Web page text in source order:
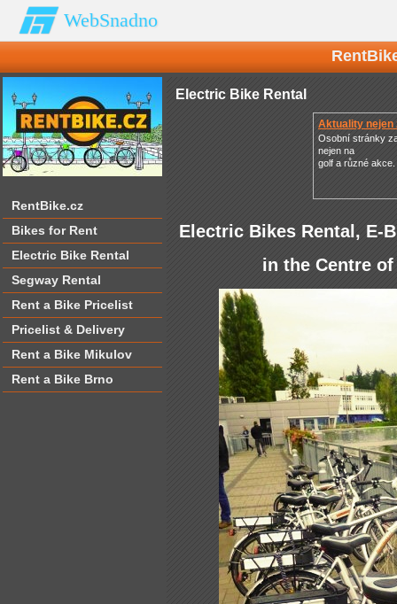
WebSnadno
RentBike.cz
Bikes for Rent
Electric Bike Rental
Segway Rental
Rent a Bike Pricelist
Pricelist & Delivery
Rent a Bike Mikulov
Rent a Bike Brno
Electric Bike Rental
Aktuality nejen
Osobní stránky
nejen na
golf a různé akce.
Electric Bikes Rental, E-
in the Centre